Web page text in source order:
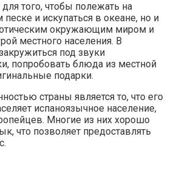
того, чтобы полежать на
и искупаться в океане, но и
окружающим миром и
местного населения. В
под звуки
попробовать блюда из местной
подарки.
страны является то, что его
испаноязычное население,
Многие из них хорошо
что позволяет предоставлять